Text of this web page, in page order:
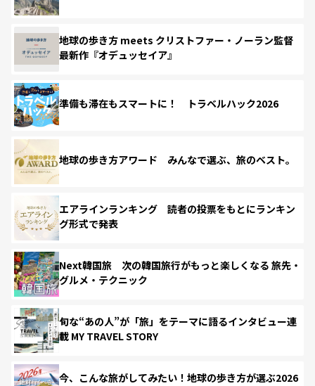
地球の歩き方 meets クリストファー・ノーラン監督
最新作『オデュッセイア』
準備も滞在もスマートに！ トラベルハック2026
地球の歩き方アワード みんなで選ぶ、旅のベスト。
エアラインランキング 読者の投票をもとにランキン
グ形式で発表
Next韓国旅 次の韓国旅行がもっと楽しくなる 旅先・
グルメ・テクニック
旬な“あの人”が「旅」をテーマに語るインタビュー連
載 MY TRAVEL STORY
今、こんな旅がしてみたい！地球の歩き方が選ぶ2026